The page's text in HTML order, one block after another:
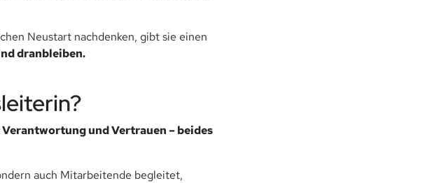
Neustart nachdenken, gibt sie einen
dranbleiben.
und Vertrauen – beides
auch Mitarbeitende begleitet,